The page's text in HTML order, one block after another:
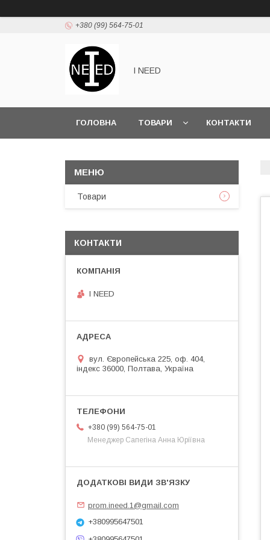
+380 (99) 564-75-01
I NEED
ГОЛОВНА ТОВАРИ КОНТАКТИ
Товари
КОНТАКТИ
I NEED
вул. Європейська 225, оф. 404,
індекс 36000, Полтава, Україна
+380 (99) 564-75-01
Менеджер Сапегіна Анна Юріївна
prom.ineed.1@gmail.com
+380995647501